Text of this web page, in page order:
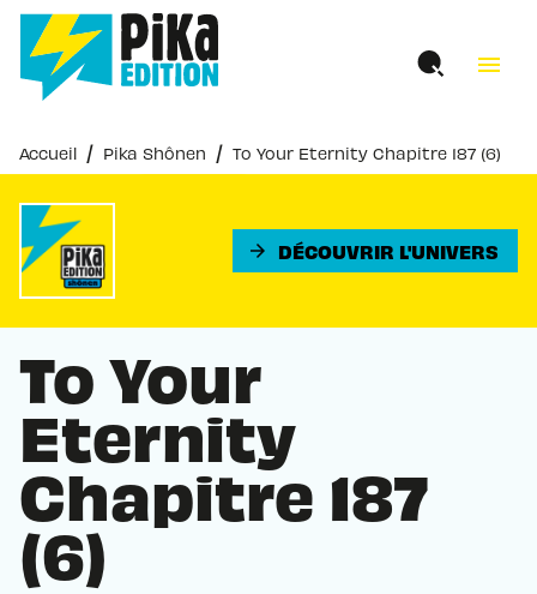
MENU RECHERCHE
PIED DE PAGE
menu
Accueil / Pika Shônen / To Your Eternity Chapitre 187 (6)
arrow_forward DÉCOUVRIR L'UNIVERS
To Your
Eternity
Chapitre 187
(6)